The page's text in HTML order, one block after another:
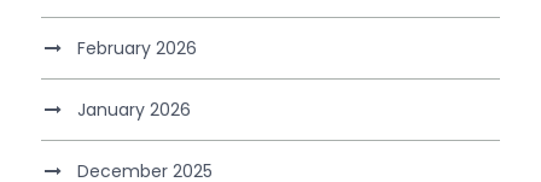
February 2026
January 2026
December 2025